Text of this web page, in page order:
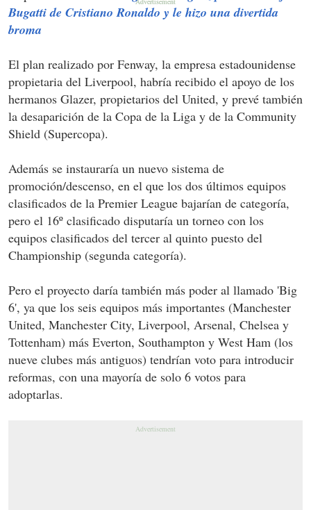
Bugatti de Cristiano Ronaldo y le hizo una divertida
broma
El plan realizado por Fenway, la empresa estadounidense
propietaria del Liverpool, habría recibido el apoyo de los
hermanos Glazer, propietarios del United, y prevé también
la desaparición de la Copa de la Liga y de la Community
Shield (Supercopa).
Además se instauraría un nuevo sistema de
promoción/descenso, en el que los dos últimos equipos
clasificados de la Premier League bajarían de categoría,
pero el 16º clasificado disputaría un torneo con los
equipos clasificados del tercer al quinto puesto del
Championship (segunda categoría).
Pero el proyecto daría también más poder al llamado 'Big
6', ya que los seis equipos más importantes (Manchester
United, Manchester City, Liverpool, Arsenal, Chelsea y
Tottenham) más Everton, Southampton y West Ham (los
nueve clubes más antiguos) tendrían voto para introducir
reformas, con una mayoría de solo 6 votos para
adoptarlas.